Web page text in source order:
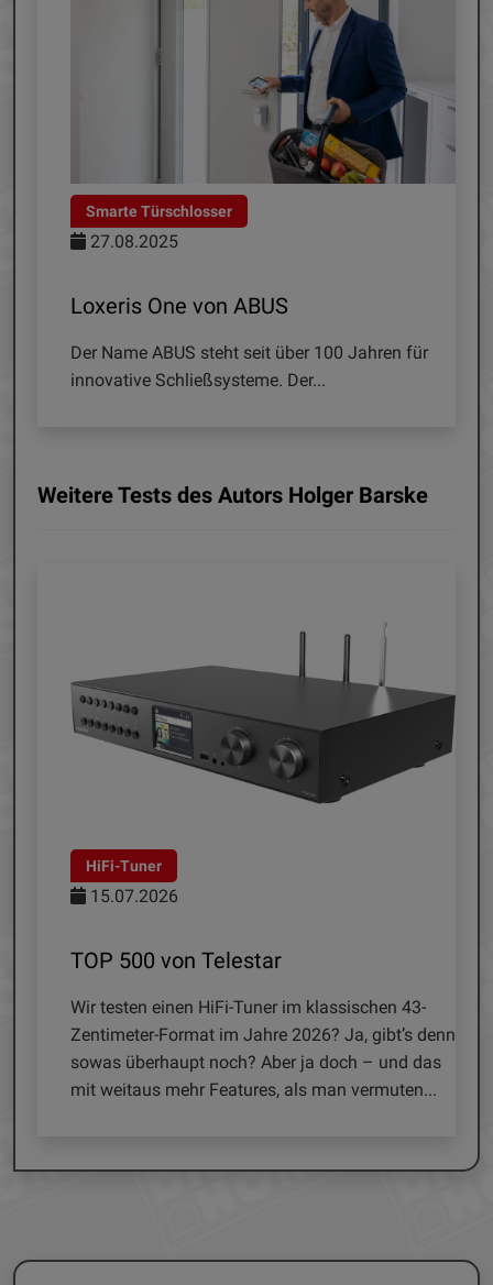
Smarte Türschlosser
27.08.2025
Loxeris One von ABUS
Der Name ABUS steht seit über 100 Jahren für
innovative Schließsysteme. Der...
Weitere Tests des Autors Holger Barske
HiFi-Tuner
15.07.2026
TOP 500 von Telestar
Wir testen einen HiFi-Tuner im klassischen 43-
Zentimeter-Format im Jahre 2026? Ja, gibt’s denn
sowas überhaupt noch? Aber ja doch – und das
mit weitaus mehr Features, als man vermuten...